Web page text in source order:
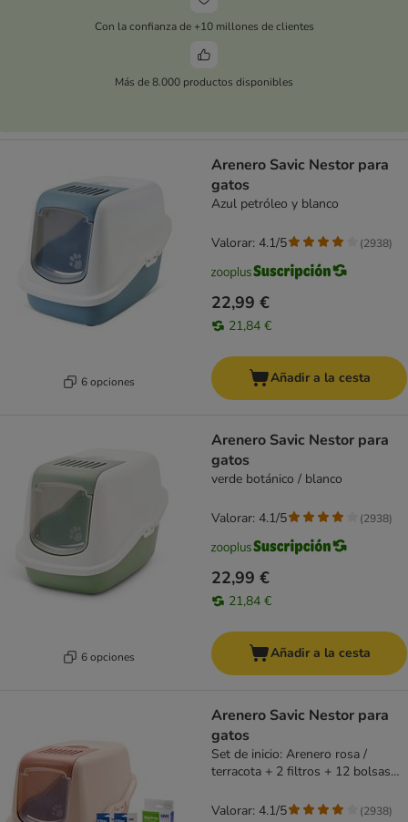
Con la confianza de +10 millones de clientes
Más de 8.000 productos disponibles
6 opciones
Arenero Savic Nestor para
gatos
Azul petróleo y blanco
22,99 €
21,84 €
Valorar: 4.1/5 (2938)
Añadir a la cesta
6 opciones
Arenero Savic Nestor para
gatos
verde botánico / blanco
22,99 €
21,84 €
Valorar: 4.1/5 (2938)
Añadir a la cesta
Arenero Savic Nestor para
gatos
Set de inicio: Arenero rosa /
terracota + 2 filtros + 12 bolsas
Valorar: 4.1/5 (2938)